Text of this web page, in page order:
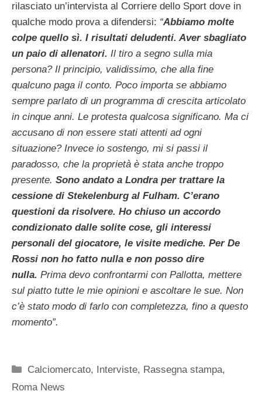
rilasciato un’intervista al Corriere dello Sport dove in
qualche modo prova a difendersi: “Abbiamo molte
colpe quello sì. I risultati deludenti. Aver sbagliato
un paio di allenatori. Il tiro a segno sulla mia
persona? Il principio, validissimo, che alla fine
qualcuno paga il conto. Poco importa se abbiamo
sempre parlato di un programma di crescita articolato
in cinque anni. Le protesta qualcosa significano. Ma ci
accusano di non essere stati attenti ad ogni
situazione? Invece io sostengo, mi si passi il
paradosso, che la proprietà è stata anche troppo
presente. Sono andato a Londra per trattare la
cessione di Stekelenburg al Fulham. C’erano
questioni da risolvere. Ho chiuso un accordo
condizionato dalle solite cose, gli interessi
personali del giocatore, le visite mediche. Per De
Rossi non ho fatto nulla e non posso dire
nulla. Prima devo confrontarmi con Pallotta, mettere
sul piatto tutte le mie opinioni e ascoltare le sue. Non
c’è stato modo di farlo con completezza, fino a questo
momento”.
Categorie
Calciomercato, Interviste, Rassegna stampa,
Roma News